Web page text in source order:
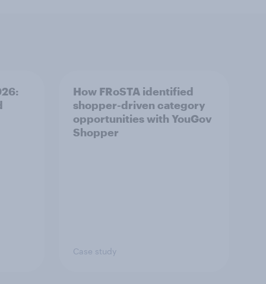
How FRoSTA identified
shopper-driven category
opportunities with YouGov
Shopper
Case study